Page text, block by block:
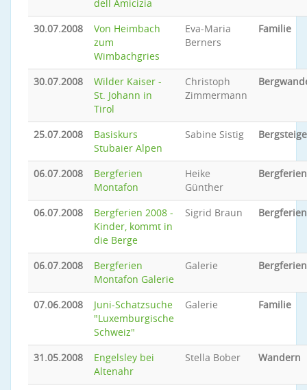
dell Amicizia
30.07.2008
Von Heimbach
zum
Wimbachgries
Eva-Maria
Berners
Familie
30.07.2008
Wilder Kaiser -
St. Johann in
Tirol
Christoph
Zimmermann
25.07.2008
Basiskurs
Stubaier Alpen
Sabine Sistig
06.07.2008
Bergferien
Montafon
Heike
Günther
Bergferien
06.07.2008
Bergferien 2008 -
Kinder, kommt in
die Berge
Sigrid Braun Bergferien
06.07.2008
Bergferien
Montafon Galerie
Galerie Bergferien
07.06.2008
Juni-Schatzsuche
"Luxemburgische
Schweiz"
Galerie Familie
31.05.2008
Engelsley bei
Altenahr
Stella Bober Wandern